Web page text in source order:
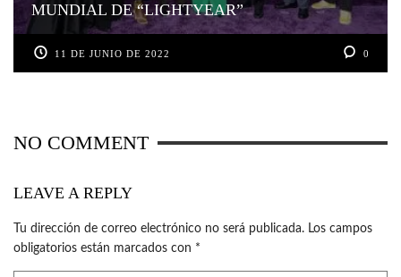
MUNDIAL DE “LIGHTYEAR”
11 DE JUNIO DE 2022 0
NO COMMENT
LEAVE A REPLY
Tu dirección de correo electrónico no será publicada. Los campos
obligatorios están marcados con *